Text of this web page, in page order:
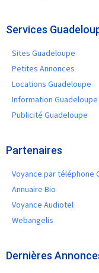
Services
Sites Guadeloupe
Petites Annonces
Locations Guadeloupe
Information Guadeloupe
Publicité Guadeloupe
Partenaires
Voyance par téléphone
Annuaire Bio
Voyance Audiotel
Webangelis
Dernières